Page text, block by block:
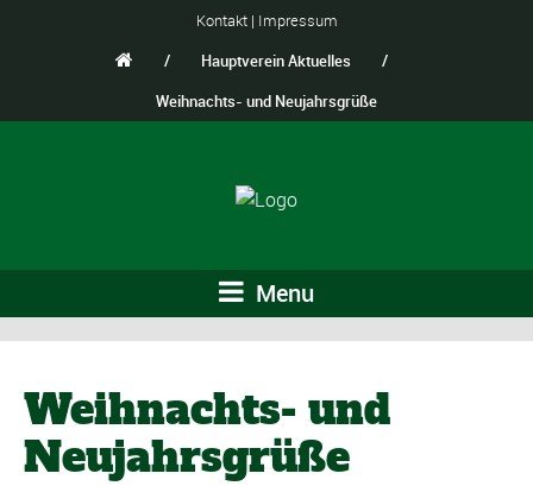
Kontakt| Impressum
/
Hauptverein Aktuelles
/
Weihnachts- und Neujahrsgrüße
Menu
Weihnachts- und
Neujahrsgrüße